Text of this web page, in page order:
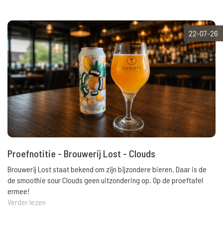
22-07-26
Proefnotitie - Brouwerij Lost - Clouds
Brouwerij Lost staat bekend om zijn bijzondere bieren. Daar is de
de smoothie sour Clouds geen uitzondering op. Op de proeftafel
ermee!
Verder lezen